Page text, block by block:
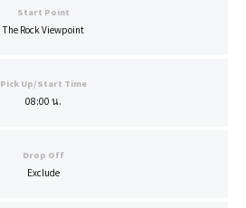
Start Point
The Rock Viewpoint
Pick Up/Start Time
08:00 น.
Drop Off
Exclude